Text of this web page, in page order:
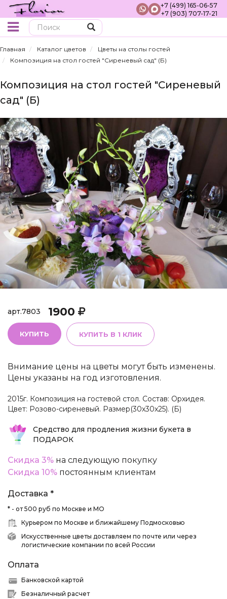
+7 (499) 165-06-57
+7 (903) 707-17-21
Главная Каталог цветов
Цветы на столы гостей
Композиция на стол гостей "Сиреневый сад" (Б)
Композиция на стол гостей "Сиреневый
сад" (Б)
арт.7803 1900
КУПИТЬ КУПИТЬ В 1 КЛИК
Внимание цены на цветы могут быть изменены.
Цены указаны на год изготовления.
2015г. Композиция на гостевой стол. Состав: Орхидея.
Цвет: Розово-сиреневый. Размер(30х30х25). (Б)
Средство для продления жизни букета в
ПОДАРОК
Скидка 3% на следующую покупку
Скидка 10% постоянным клиентам
Доставка *
* - от 500 руб по Москве и МО
Курьером по Москве и ближайшему Подмосковью
Искусственные цветы доставляем по почте или через
логистические компании по всей России
Оплата
Банковской картой
Безналичный расчет